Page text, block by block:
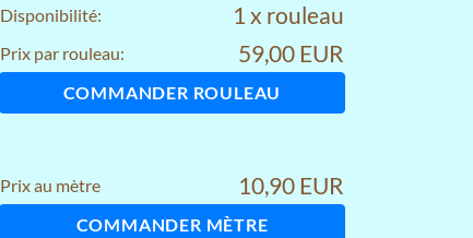
Disponibilité: 1 x rouleau
Prix par rouleau: 59,00 EUR
COMMANDER ROULEAU
Prix au mètre 10,90 EUR
COMMANDER MÈTRE